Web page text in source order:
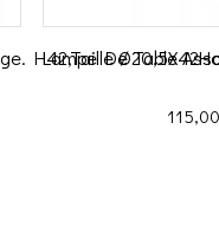
H42,Taille
Lampe De Table
Prix